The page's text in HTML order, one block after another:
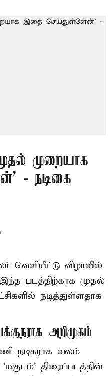
முறையாக
- நடிகை
வெளியீட்டு விழாவில்
படத்திற்காக முதல்
நடித்துள்ளதாக
அறிமுகம்
நடிகராக வலம்
திரைப்படத்தின்